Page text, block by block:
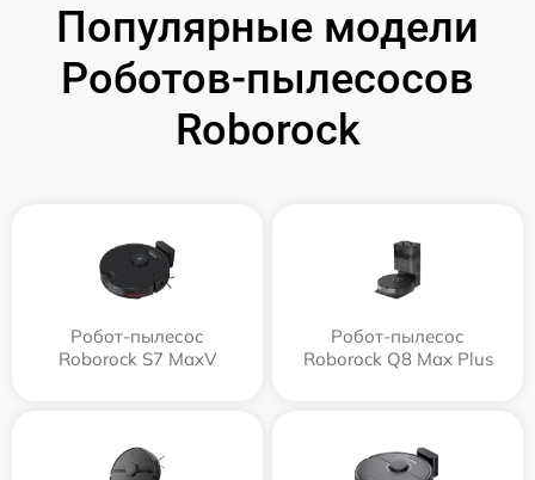
Популярные модели
Роботов-пылесосов
Roborock
Робот-пылесос
Roborock S7 MaxV
Робот-пылесос
Roborock Q8 Max Plus